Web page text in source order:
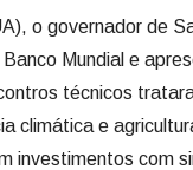
o governador de
Banco Mundial e
técnicos
climática e
investimentos com